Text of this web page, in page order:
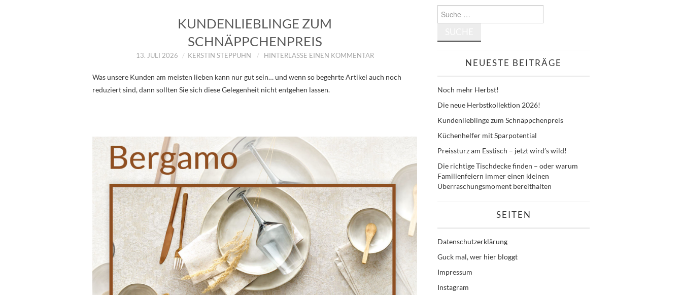
KUNDENLIEBLINGE ZUM
SCHNÄPPCHENPREIS
13. JULI 2026 KERSTIN STEPPUHN HINTERLASSE EINEN KOMMENTAR
Was unsere Kunden am meisten lieben kann nur gut sein… und wenn so begehrte Artikel auch noch
reduziert sind, dann sollten Sie sich diese Gelegenheit nicht entgehen lassen.
Suche
nach:
NEUESTE BEITRÄGE
Noch mehr Herbst!
Die neue Herbstkollektion 2026!
Kundenlieblinge zum Schnäppchenpreis
Küchenhelfer mit Sparpotential
Preissturz am Esstisch – jetzt wird’s wild!
Die richtige Tischdecke finden – oder warum
Familienfeiern immer einen kleinen
Überraschungsmoment bereithalten
SEITEN
Datenschutzerklärung
Guck mal, wer hier bloggt
Impressum
Instagram